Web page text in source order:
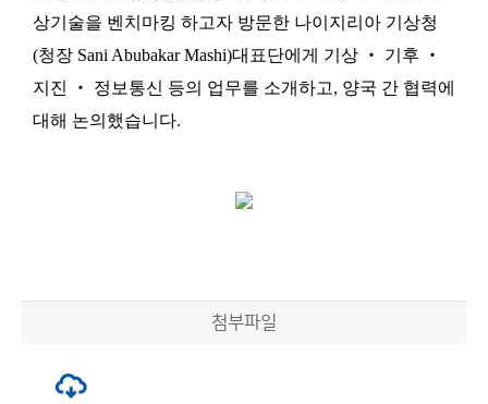
상기술을 벤치마킹 하고자 방문한 나이지리아 기상청
(청장 Sani Abubakar Mashi)대표단에게 기상 ‧ 기후
‧
지진
‧ 정보통신 등의 업무를 소개하고, 양국 간 협력에
대해 논의했습니다.
첨부파일